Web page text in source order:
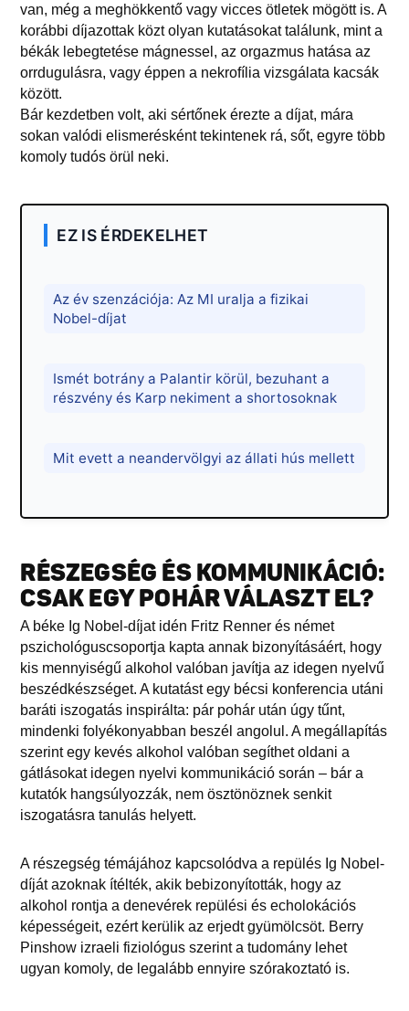
van, még a meghökkentő vagy vicces ötletek mögött is. A
korábbi díjazottak közt olyan kutatásokat találunk, mint a
békák lebegtetése mágnessel, az orgazmus hatása az
orrdugulásra, vagy éppen a nekrofília vizsgálata kacsák
között.
Bár kezdetben volt, aki sértőnek érezte a díjat, mára
sokan valódi elismerésként tekintenek rá, sőt, egyre több
komoly tudós örül neki.
EZ IS ÉRDEKELHET
Az év szenzációja: Az MI uralja a fizikai
Nobel-díjat
Ismét botrány a Palantir körül, bezuhant a
részvény és Karp nekiment a shortosoknak
Mit evett a neandervölgyi az állati hús mellett
RÉSZEGSÉG ÉS KOMMUNIKÁCIÓ:
CSAK EGY POHÁR VÁLASZT EL?
A béke Ig Nobel-díjat idén Fritz Renner és német
pszichológuscsoportja kapta annak bizonyításáért, hogy
kis mennyiségű alkohol valóban javítja az idegen nyelvű
beszédkészséget. A kutatást egy bécsi konferencia utáni
baráti iszogatás inspirálta: pár pohár után úgy tűnt,
mindenki folyékonyabban beszél angolul. A megállapítás
szerint egy kevés alkohol valóban segíthet oldani a
gátlásokat idegen nyelvi kommunikáció során – bár a
kutatók hangsúlyozzák, nem ösztönöznek senkit
iszogatásra tanulás helyett.
A részegség témájához kapcsolódva a repülés Ig Nobel-
díját azoknak ítélték, akik bebizonyították, hogy az
alkohol rontja a denevérek repülési és echolokációs
képességeit, ezért kerülik az erjedt gyümölcsöt. Berry
Pinshow izraeli fiziológus szerint a tudomány lehet
ugyan komoly, de legalább ennyire szórakoztató is.